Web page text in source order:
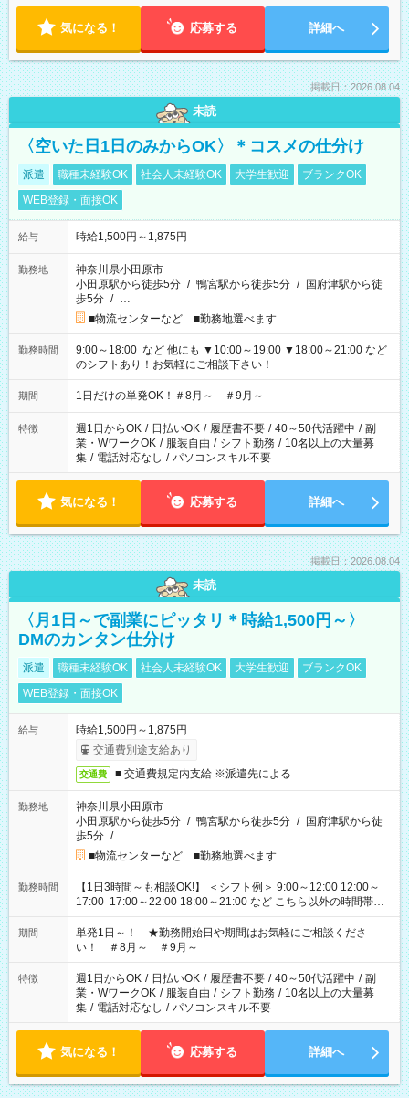
気になる！ 応募する 詳細へ
掲載日：2026.08.04
未読
〈空いた日1日のみからOK〉＊コスメの仕分け
派遣 職種未経験OK 社会人未経験OK 大学生歓迎
ブランクOK
WEB登録・面接OK
給与 時給1,500円～1,875円
勤務地
神奈川県小田原市
小田原駅から徒歩5分 / 鴨宮駅から徒歩5分 / 国府津駅から徒
歩5分 / …
■物流センターなど ■勤務地選べます
勤務時間
9:00～18:00 など 他にも ▼10:00～19:00 ▼18:00～21:00 など
のシフトあり！お気軽にご相談下さい！
期間 1日だけの単発OK！＃8月～ ＃9月～
特徴 週1日からOK / 日払いOK / 履歴書不要 / 40～50代活躍中 / 副
業・WワークOK / 服装自由 / シフト勤務 / 10名以上の大量募
集 / 電話対応なし / パソコンスキル不要
気になる！ 応募する 詳細へ
掲載日：2026.08.04
未読
〈月1日～で副業にピッタリ＊時給1,500円～〉
DMのカンタン仕分け
派遣 職種未経験OK 社会人未経験OK 大学生歓迎
ブランクOK
WEB登録・面接OK
給与
時給1,500円～1,875円
交通費別途支給あり
交通費 ■ 交通費規定内支給 ※派遣先による
勤務地
神奈川県小田原市
小田原駅から徒歩5分 / 鴨宮駅から徒歩5分 / 国府津駅から徒
歩5分 / …
■物流センターなど ■勤務地選べます
勤務時間
【1日3時間～も相談OK!】 ＜シフト例＞ 9:00～12:00 12:00～
17:00 17:00～22:00 18:00～21:00 など こちら以外の時間帯も
お気軽にご相談ください！
期間
単発1日～！ ★勤務開始日や期間はお気軽にご相談くださ
い！ ＃8月～ ＃9月～
特徴 週1日からOK / 日払いOK / 履歴書不要 / 40～50代活躍中 / 副
業・WワークOK / 服装自由 / シフト勤務 / 10名以上の大量募
集 / 電話対応なし / パソコンスキル不要
気になる！ 応募する 詳細へ